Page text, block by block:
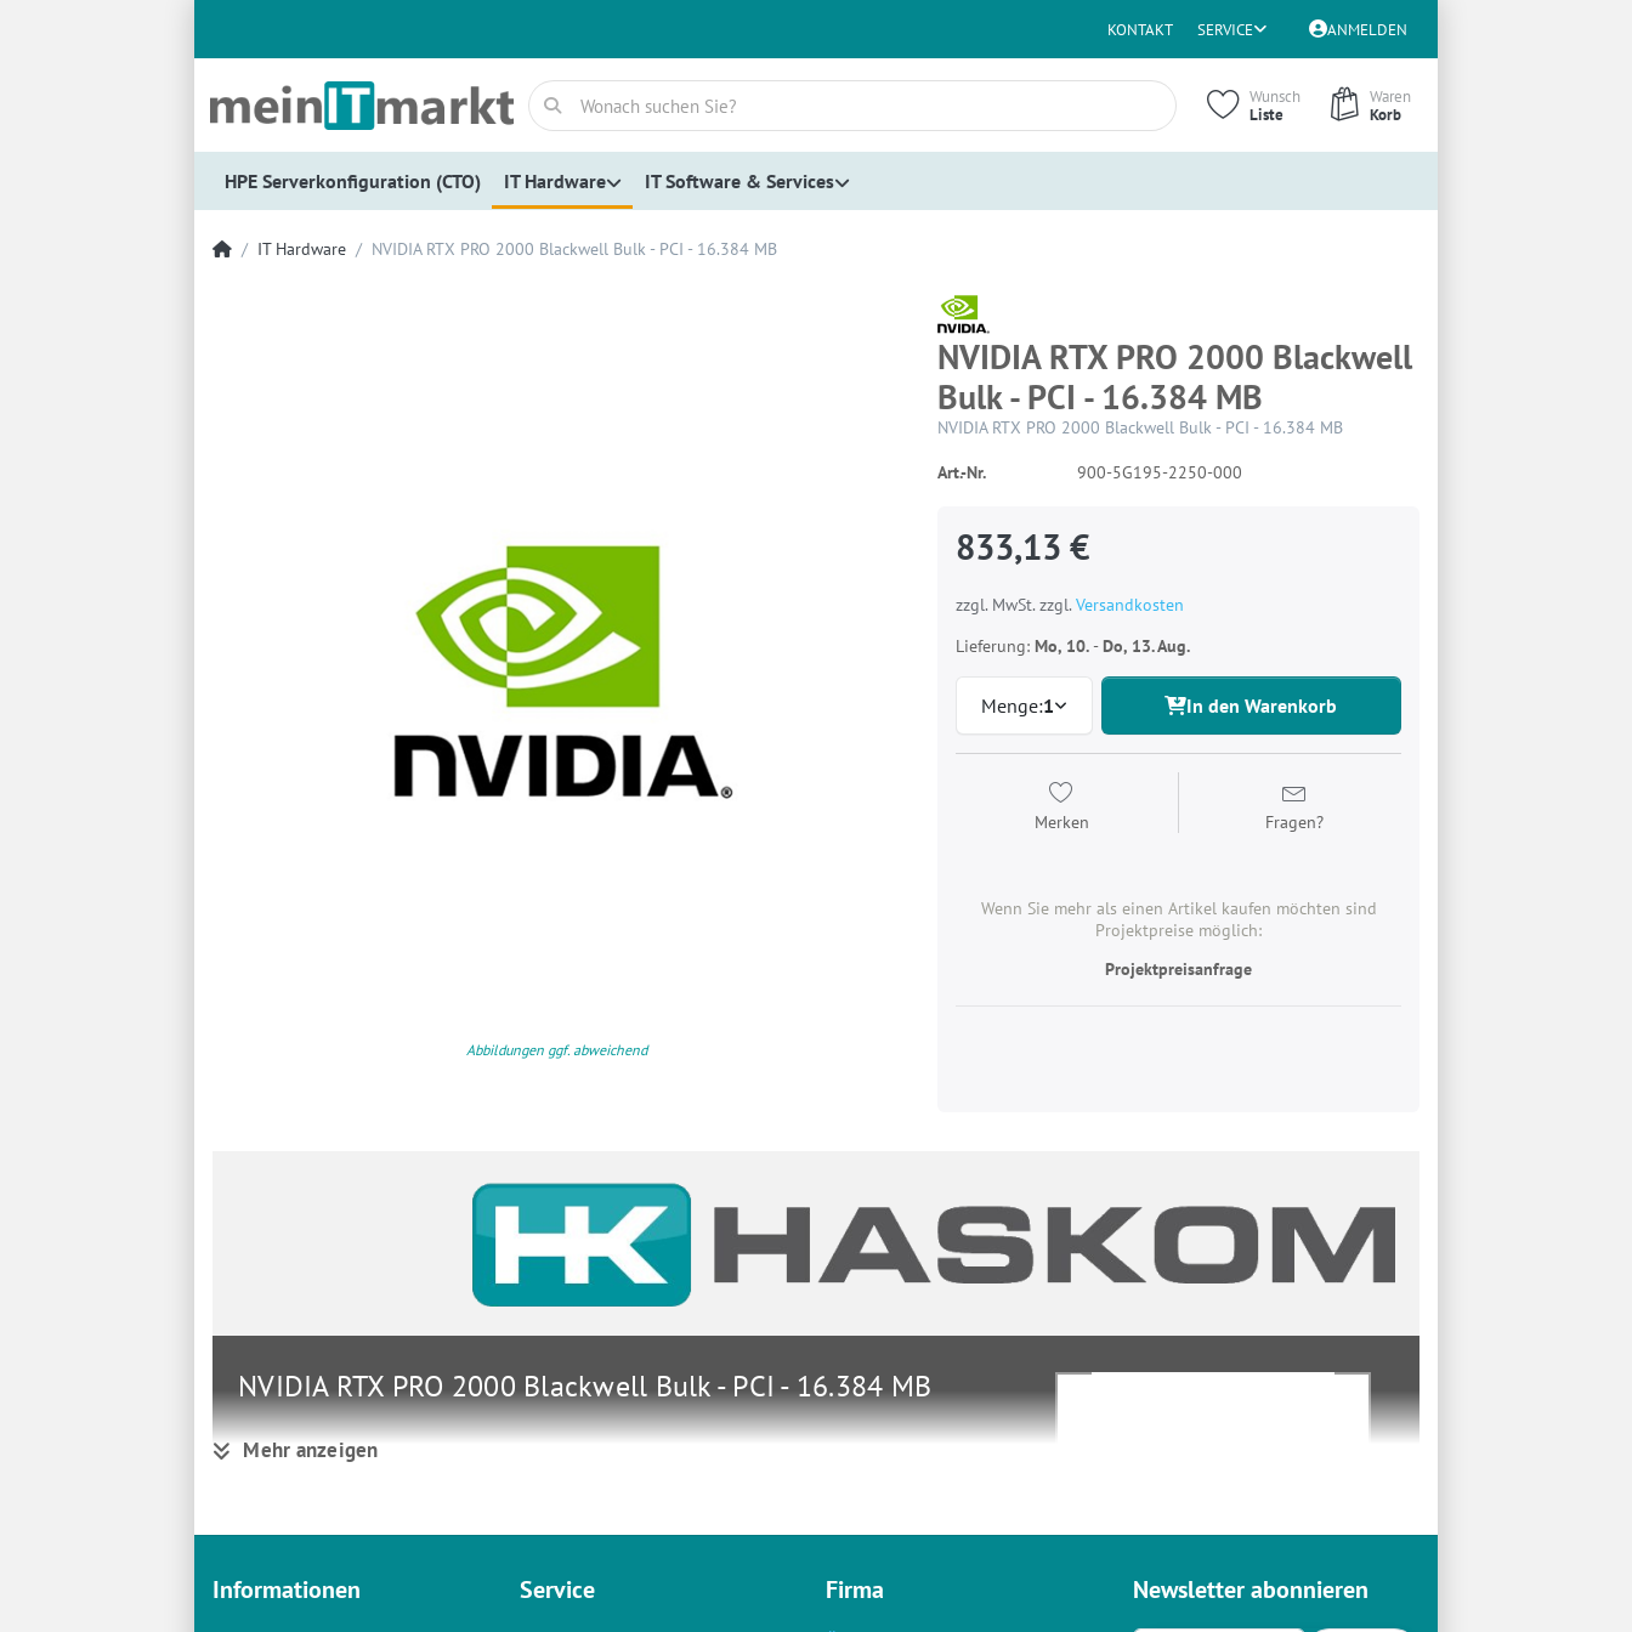
KONTAKT SERVICE ANMELDEN
Wunsch
Liste
Waren
Korb
HPE Serverkonfiguration (CTO) IT Hardware IT Software & Services
IT Hardware NVIDIA RTX PRO 2000 Blackwell Bulk - PCI - 16.384 MB
Abbildungen ggf. abweichend
NVIDIA RTX PRO 2000 Blackwell
Bulk - PCI - 16.384 MB
NVIDIA RTX PRO 2000 Blackwell Bulk - PCI - 16.384 MB
Art.-Nr. 900-5G195-2250-000
833,13 €
zzgl. MwSt. zzgl.Versandkosten
Lieferung: Mo, 10.-Do, 13. Aug.
Menge:1 In den Warenkorb
Merken Fragen?
Wenn Sie mehr als einen Artikel kaufen möchten sind
Projektpreise möglich:
Projektpreisanfrage
NVIDIA RTX PRO 2000 Blackwell Bulk - PCI - 16.384 MB
Mehr anzeigen
Informationen Service Firma Newsletter abonnieren